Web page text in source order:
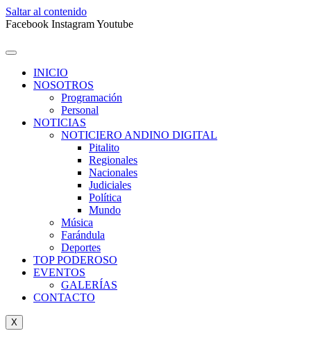
Saltar al contenido
Facebook InstagramYoutube
INICIO
NOSOTROS
Programación
Personal
NOTICIAS
NOTICIERO ANDINO DIGITAL
Pitalito
Regionales
Nacionales
Judiciales
Política
Mundo
Música
Farándula
Deportes
TOP PODEROSO
EVENTOS
GALERÍAS
CONTACTO
X